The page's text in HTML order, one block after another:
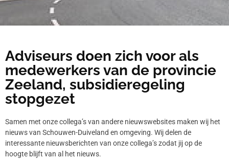
Adviseurs doen zich voor als
medewerkers van de provincie
Zeeland, subsidieregeling
stopgezet
Samen met onze collega’s van andere nieuwswebsites maken wij het
nieuws van Schouwen-Duiveland en omgeving. Wij delen de
interessante nieuwsberichten van onze collega’s zodat jij op de
hoogte blijft van al het nieuws.